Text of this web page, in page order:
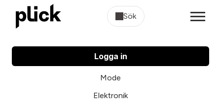
Sök
Logga in
Mode
Elektronik